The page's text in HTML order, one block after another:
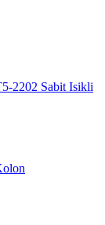
2202 Sabit Isikli